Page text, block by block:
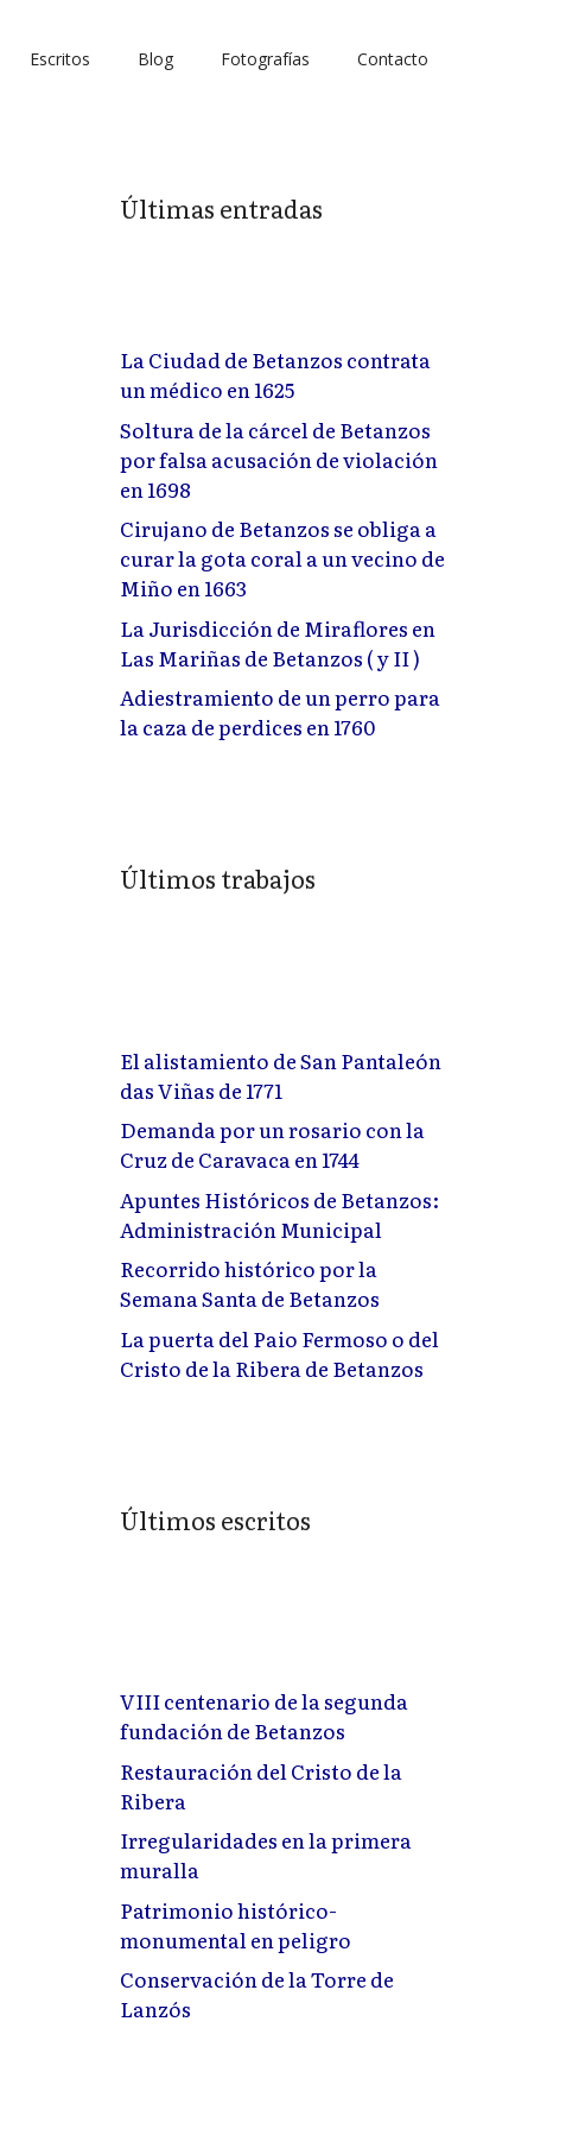
Escritos Blog Fotografías Contacto
Últimas entradas
La Ciudad de Betanzos contrata
un médico en 1625
Soltura de la cárcel de Betanzos
por falsa acusación de violación
en 1698
Cirujano de Betanzos se obliga a
curar la gota coral a un vecino de
Miño en 1663
La Jurisdicción de Miraflores en
Las Mariñas de Betanzos ( y II )
Adiestramiento de un perro para
la caza de perdices en 1760
Últimos trabajos
El alistamiento de San Pantaleón
das Viñas de 1771
Demanda por un rosario con la
Cruz de Caravaca en 1744
Apuntes Históricos de Betanzos:
Administración Municipal
Recorrido histórico por la
Semana Santa de Betanzos
La puerta del Paio Fermoso o del
Cristo de la Ribera de Betanzos
Últimos escritos
VIII centenario de la segunda
fundación de Betanzos
Restauración del Cristo de la
Ribera
Irregularidades en la primera
muralla
Patrimonio histórico-
monumental en peligro
Conservación de la Torre de
Lanzós